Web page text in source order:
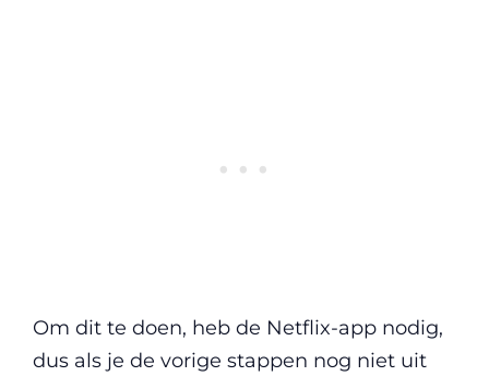
Om dit te doen, heb de Netflix-app nodig,
dus als je de vorige stappen nog niet uit